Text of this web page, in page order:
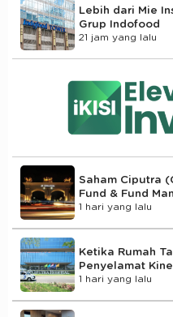
Lebih dari Mie
Grup Indofood
21 jam yang lalu
Saham Ciputra
Fund & Fund
1 hari yang lalu
Ketika Rumah
Penyelamat
1 hari yang lalu